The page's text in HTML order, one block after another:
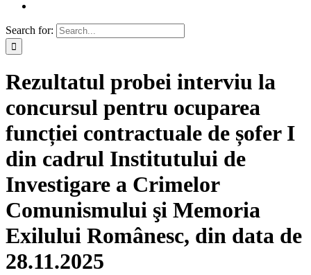
Search for:
Rezultatul probei interviu la
concursul pentru ocuparea
funcției contractuale de șofer I
din cadrul Institutului de
Investigare a Crimelor
Comunismului şi Memoria
Exilului Românesc, din data de
28.11.2025